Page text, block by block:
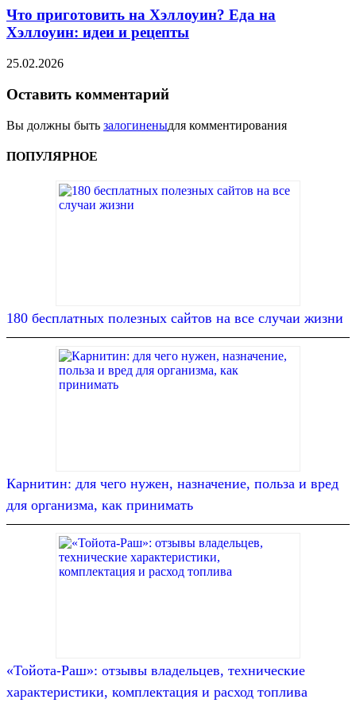
Что приготовить на Хэллоуин? Еда на
Хэллоуин: идеи и рецепты
25.02.2026
Оставить комментарий
Вы должны быть залогиненыдля комментирования
ПОПУЛЯРНОЕ
180 бесплатных полезных сайтов на все случаи жизни
Карнитин: для чего нужен, назначение, польза и вред
для организма, как принимать
«Тойота-Раш»: отзывы владельцев, технические
характеристики, комплектация и расход топлива